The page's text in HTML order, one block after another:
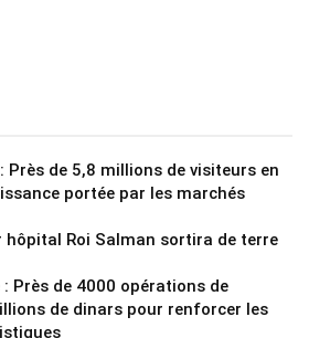
Près de 5,8 millions de visiteurs en
portée par les marchés
hôpital Roi Salman sortira de terre
Près de 4000 opérations de
de dinars pour renforcer les